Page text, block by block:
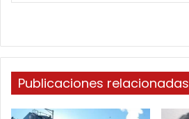
Publicaciones relacionadas